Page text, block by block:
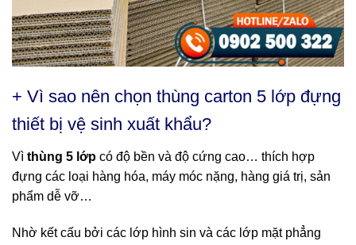
+ Vì sao nên chọn thùng carton 5 lớp đựng
thiết bị vệ sinh xuất khẩu?
Vì thùng 5 lớp có độ bền và độ cứng cao… thích hợp
đựng các loại hàng hóa, máy móc nặng, hàng giá trị, sản
phẩm dễ vỡ…
Nhờ kết cấu bởi các lớp hình sin và các lớp mặt phẳng